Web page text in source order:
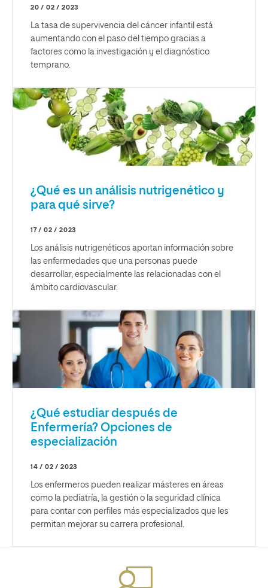
20 / 02 / 2023
La tasa de supervivencia del cáncer infantil está
aumentando con el paso del tiempo gracias a
factores como la investigación y el diagnóstico
temprano.
¿Qué es un análisis nutrigenético y
para qué sirve?
17 / 02 / 2023
Los análisis nutrigenéticos aportan información sobre
las enfermedades que una personas puede
desarrollar, especialmente las relacionadas con el
ámbito cardiovascular.
¿Qué estudiar después de
Enfermería? Opciones de
especialización
14 / 02 / 2023
Los enfermeros pueden realizar másteres en áreas
como la pediatría, la gestión o la seguridad clínica
para contar con perfiles más especializados que les
permitan mejorar su carrera profesional.